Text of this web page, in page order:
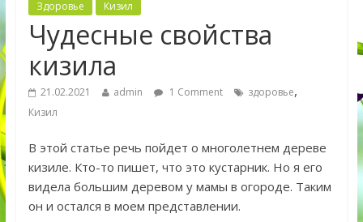
Здоровье Кизил
Чудесные свойства
кизила
21.02.2021 admin 1 Comment здоровье,
Кизил
В этой статье речь пойдет о многолетнем дереве
кизиле. Кто-то пишет, что это кустарник. Но я его
видела большим деревом у мамы в огороде. Таким
он и остался в моем представлении.